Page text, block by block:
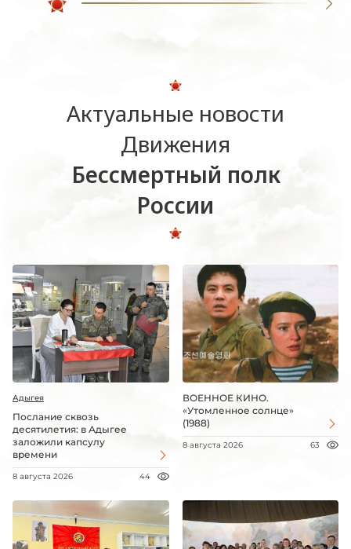
Актуальные новости
Движения
Бессмертный полк
России
Адыгея
Послание сквозь
десятилетия: в Адыгее
заложили капсулу
времени
8 августа 2026 44
ВОЕННОЕ КИНО.
«Утомленное солнце»
(1988)
8 августа 2026 63